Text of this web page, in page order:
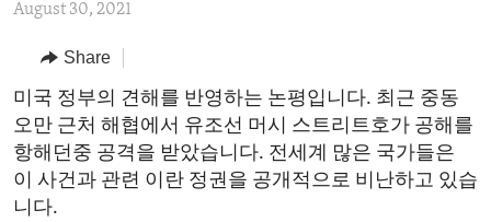
Skip
Navigation
Skip
to
Search
RADIO
REGIONS
AFRICA
AMERICAS
ASIA
EUROPE
TOPICS
HUMAN RIGHTS
SECURITY AND DEFENSE
AID AND DEVELOPMENT
ARCHIVE
ABOUT US
August 30, 2021
Share
미국 정부의 견해를 반영하는 논평입니다. 최근 중동
오만 근처 해협에서 유조선 머시 스트리트호가 공해를
항해던중 공격을 받았습니다. 전세계 많은 국가들은
이 사건과 관련 이란 정권을 공개적으로 비난하고 있습
니다.